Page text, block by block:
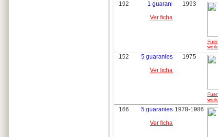
192
1 guarani
Ver ficha
1993
152
5 guaranies
Ver ficha
1975
166
5 guaranies
Ver ficha
1978-1986